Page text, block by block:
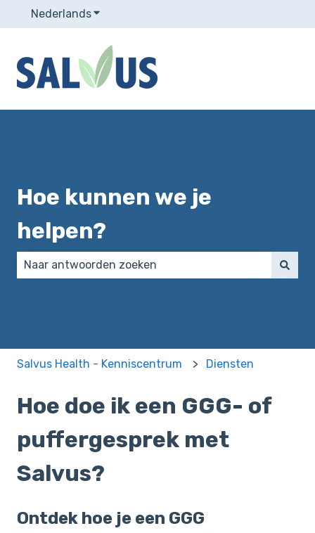
NederlandsSubmenu tonen voor vertalingen
Hoe kunnen we je
helpen?
Salvus Health - Kenniscentrum Diensten
Hoe doe ik een GGG- of
puffergesprek met
Salvus?
Ontdek hoe je een GGG